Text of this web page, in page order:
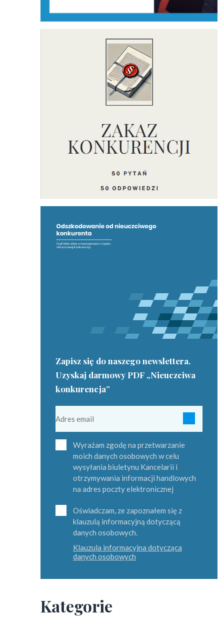
Zapisz się do naszego newslettera.
Uzyskaj darmowy PDF „Nieuczciwa
konkurencja”
Wyrażam zgodę na przetwarzanie
moich danych osobowych w celu
wysyłania biuletynu Kancelarii i
otrzymywania informacji handlowych
na adres poczty elektronicznej
Oświadczam, ze zapoznałem się z
klauzulą informacyjną dotyczącą
danych osobowych.
Klauzula informacyjna dotycząca
danych osobowych
Kategorie